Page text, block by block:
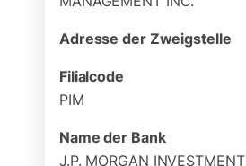
Adresse der Zweigstelle
Filialcode
PIM
Name der Bank
J.P. MORGAN INVESTMENT